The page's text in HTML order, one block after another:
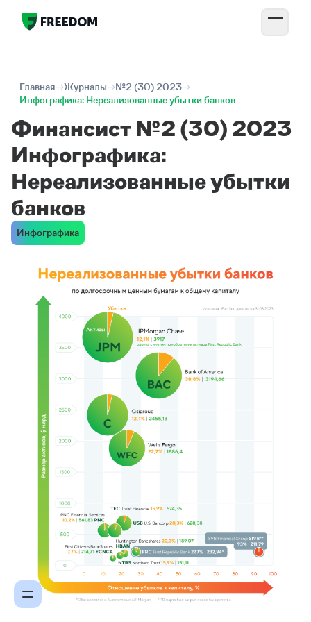
Главная Журналы
№2 (30) 2023
Инфографика: Нереализованные убытки банков
Финансист №2 (30) 2023
Инфографика:
Нереализованные убытки
банков
Инфографика